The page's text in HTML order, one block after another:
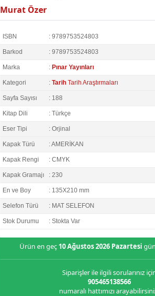
Murat Özer
ISBN : 9789753524803
Barkod : 9789753524803
Marka : Pınar Yayınları
Kategori : Tarih Tarih Araştırmaları
Sayfa Sayısı : 188
Kitap Dili : Türkçe
Eser Tipi : Orjinal
Kapak Türü : AMERİKAN
Kapak Rengi : CMYK
Kapak Gramajı : 230
En ve Boy : 135X210 mm
Selefon Türü : MAT SELEFON
Stok Durumu : Stokta Var
Ürün en geç 10 Ağustos 2026 Pazartesi
Siparişler ile ilgili sorularınız
905465138566
numaralı hattımızı